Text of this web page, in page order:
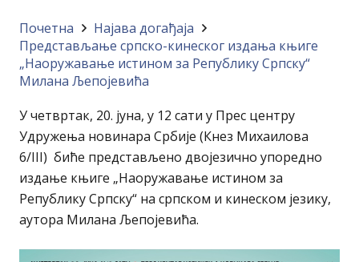
Почетна
Најава догађајa
Представљање српско-кинеског издања књиге
„Наоружавање истином за Републику Српску“
Милана Љепојевића
У четвртак, 20. јуна, у 12 сати у Прес центру
Удружења новинара Србије (Кнез Михаилова
6/III) биће представљено двојезично упоредно
издање књиге „Наоружавање истином за
Републику Српску“ на српском и кинеском језику,
аутора Милана Љепојевића.